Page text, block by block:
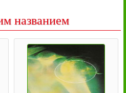
названием